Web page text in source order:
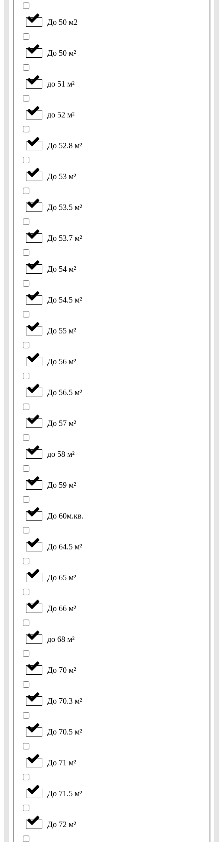
До 50 м2
До 50 м²
до 51 м²
до 52 м²
До 52.8 м²
До 53 м²
До 53.5 м²
До 53.7 м²
До 54 м²
До 54.5 м²
До 55 м²
До 56 м²
До 56.5 м²
До 57 м²
до 58 м²
До 59 м²
До 60м.кв.
До 64.5 м²
До 65 м²
До 66 м²
до 68 м²
До 70 м²
До 70.3 м²
До 70.5 м²
До 71 м²
До 71.5 м²
До 72 м²